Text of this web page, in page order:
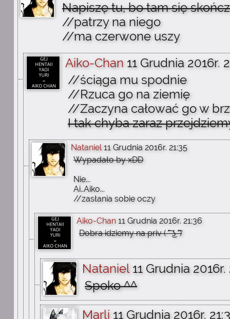
Napiszę tu, bo tam się
//patrzy na niego
//ma czerwone uszy
Aiko-Chan 11 Grudnia 2016r.
//ściąga mu spodnie
//Rzuca go na ziemię
//Zaczyna całować go w
I tak chyba zaraz
Nataniel11 Grudnia 2016r. 21:35
Wypadało by xDD
Nie...
Ai..Aiko...
//zasłania sobie oczy
Aiko-Chan 11 Grudnia 2016r. 21:36
Dobra idziemy na priv ( ͡° ͜ʖ ͡°)
Nataniel 11 Grudnia 2016r.
Spoko ^^
Marli 11 Grudnia 2016r.